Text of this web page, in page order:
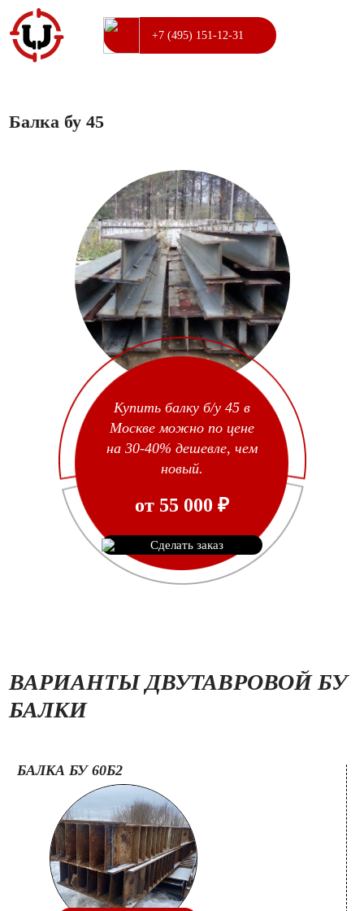
+7 (495) 151-12-31
Балка бу 45
Купить балку б/у 45 в
Москве можно по цене
на 30-40% дешевле, чем
новый.
от 55 000 ₽
Сделать заказ
ВАРИАНТЫ ДВУТАВРОВОЙ БУ
БАЛКИ
БАЛКА БУ 60Б2